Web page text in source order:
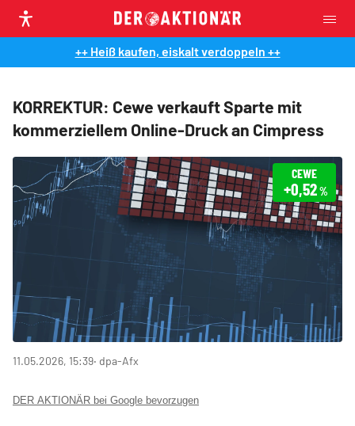
++ Heiß kaufen, eiskalt verdoppeln ++
KORREKTUR: Cewe verkauft Sparte mit
kommerziellem Online-Druck an Cimpress
CEWE
+0,52%
11.05.2026, 15:39‧ dpa-Afx
DER AKTIONÄR bei Google bevorzugen